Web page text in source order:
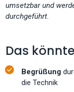
umsetzbar und
durchgeführt.
Das
Begrüßung
die Technik